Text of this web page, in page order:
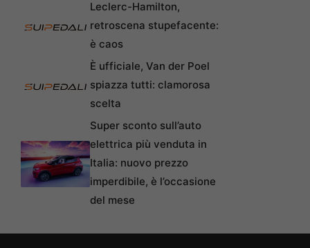
Leclerc-Hamilton,
retroscena stupefacente:
è caos
È ufficiale, Van der Poel
spiazza tutti: clamorosa
scelta
Super sconto sull’auto
elettrica più venduta in
Italia: nuovo prezzo
imperdibile, è l’occasione
del mese